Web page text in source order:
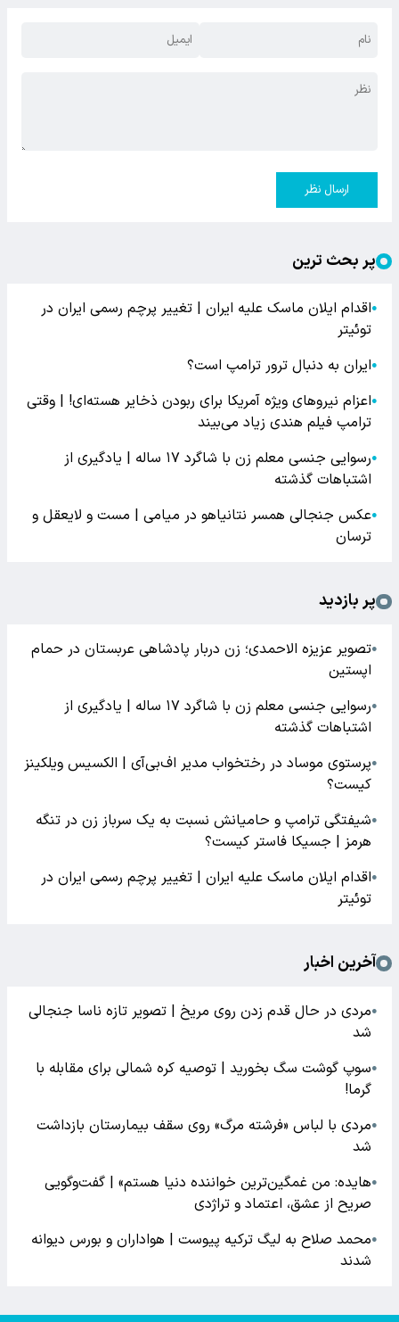
ارسال نظر
پر بحث ترین
●اقدام ایلان ماسک علیه ایران | تغییر پرچم رسمی ایران در
توئیتر
●ایران به دنبال ترور ترامپ است؟
●اعزام نیروهای ویژه آمریکا برای ربودن ذخایر هسته‌ای! | وقتی
ترامپ فیلم هندی زیاد می‌بیند
●
رسوایی جنسی معلم زن با شاگرد ۱۷ ساله | یادگیری از
اشتباهات گذشته
●عکس جنجالی همسر نتانیاهو در میامی | مست و لایعقل و
ترسان
پر بازدید
●تصویر عزیزه الاحمدی؛ زن دربار پادشاهی عربستان در حمام
اپستین
●
رسوایی جنسی معلم زن با شاگرد ۱۷ ساله | یادگیری از
اشتباهات گذشته
●پرستوی موساد در رختخواب مدیر اف‌بی‌آی | الکسیس ویلکینز
کیست؟
●شیفتگی ترامپ و حامیانش نسبت به یک سرباز زن در تنگه
هرمز | جسیکا فاستر کیست؟
●اقدام ایلان ماسک علیه ایران | تغییر پرچم رسمی ایران در
توئیتر
آخرین اخبار
●مردی در حال قدم زدن روی مریخ | تصویر تازه ناسا جنجالی
شد
●سوپ گوشت سگ بخورید | توصیه کره شمالی برای مقابله با
گرما!
●مردی با لباس «فرشته مرگ» روی سقف بیمارستان بازداشت
شد
●هایده: من غمگین‌ترین خواننده دنیا هستم» | گفت‌وگویی
صریح از عشق، اعتماد و تراژدی
●محمد صلاح به لیگ ترکیه پیوست | هواداران و بورس دیوانه
شدند